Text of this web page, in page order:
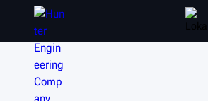
SZKOLENIA